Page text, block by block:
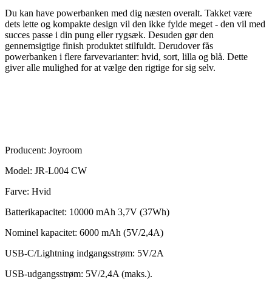
Du kan have powerbanken med dig næsten overalt. Takket være
dets lette og kompakte design vil den ikke fylde meget - den vil med
succes passe i din pung eller rygsæk. Desuden gør den
gennemsigtige finish produktet stilfuldt. Derudover fås
powerbanken i flere farvevarianter: hvid, sort, lilla og blå. Dette
giver alle mulighed for at vælge den rigtige for sig selv.
Producent: Joyroom
Model: JR-L004 CW
Farve: Hvid
Batterikapacitet: 10000 mAh 3,7V (37Wh)
Nominel kapacitet: 6000 mAh (5V/2,4A)
USB-C/Lightning indgangsstrøm: 5V/2A
USB-udgangsstrøm: 5V/2,4A (maks.).